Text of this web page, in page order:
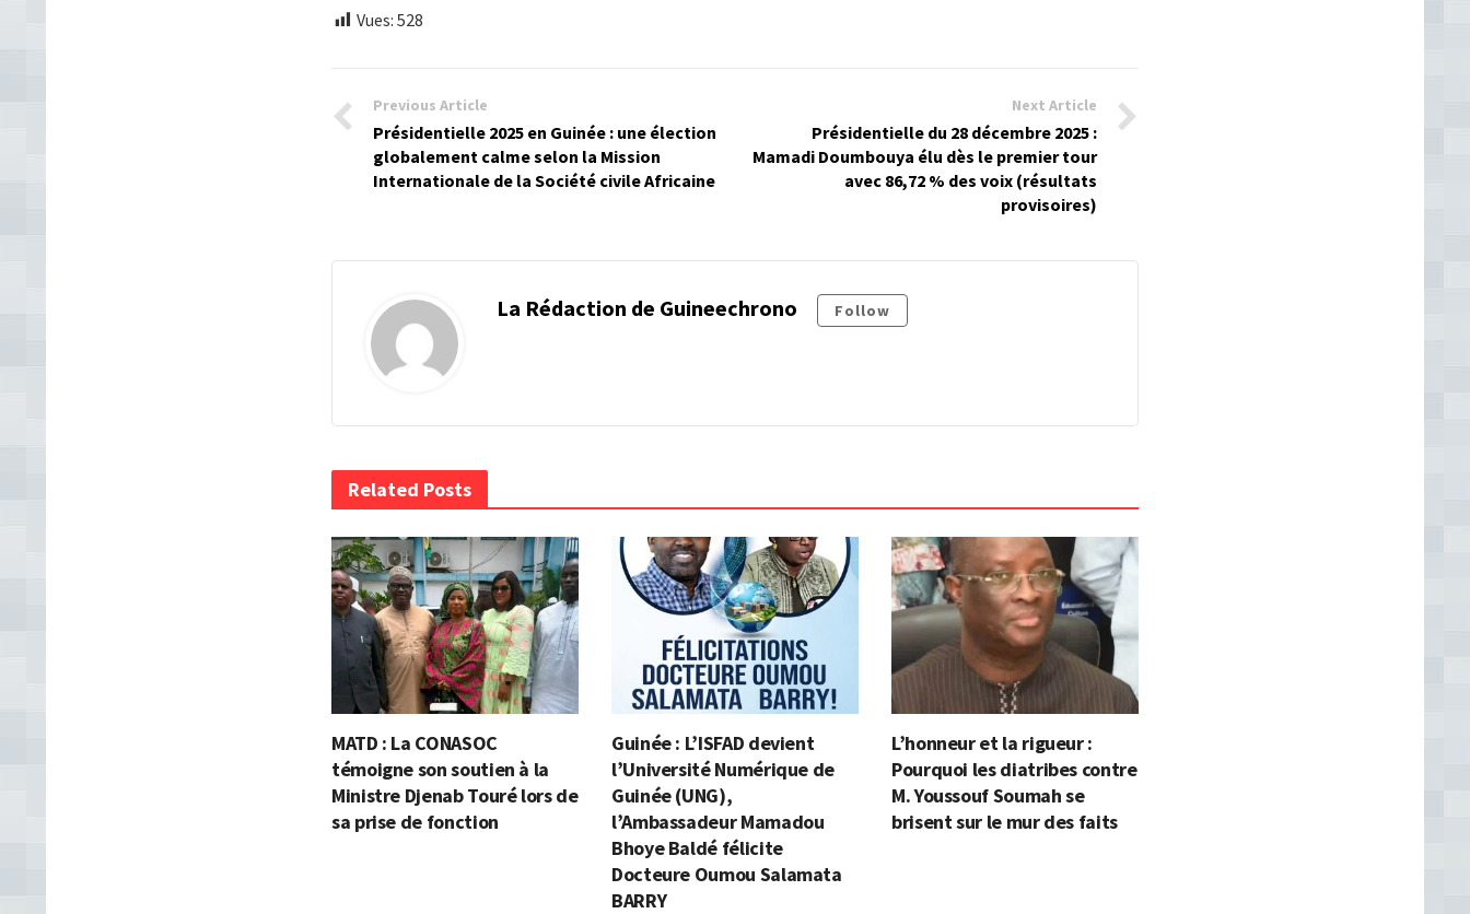
Vues: 528
Previous Article
Présidentielle 2025 en Guinée : une élection
globalement calme selon la Mission
Internationale de la Société civile Africaine
Next Article
Présidentielle du 28 décembre 2025 :
Mamadi Doumbouya élu dès le premier tour
avec 86,72 % des voix (résultats
provisoires)
La Rédaction de Guineechrono Follow
Related Posts
MATD : La CONASOC
témoigne son soutien à la
Ministre Djenab Touré lors de
sa prise de fonction
Guinée : L’ISFAD devient
l’Université Numérique de
Guinée (UNG),
l’Ambassadeur Mamadou
Bhoye Baldé félicite
Docteure Oumou Salamata
BARRY
L’honneur et la rigueur :
Pourquoi les diatribes contre
M. Youssouf Soumah se
brisent sur le mur des faits